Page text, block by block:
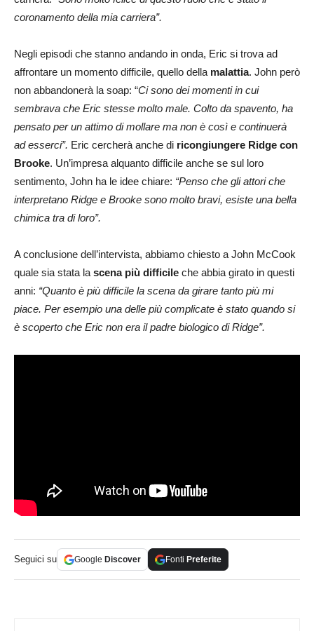
coronamento della mia carriera”.
Negli episodi che stanno andando in onda, Eric si trova ad
affrontare un momento difficile, quello della malattia. John però
non abbandonerà la soap: “Ci sono dei momenti in cui
sembrava che Eric stesse molto male. Colto da spavento, ha
pensato per un attimo di mollare ma non è così e continuerà
ad esserci”. Eric cercherà anche di ricongiungere Ridge con
Brooke. Un’impresa alquanto difficile anche se sul loro
sentimento, John ha le idee chiare: “Penso che gli attori che
interpretano Ridge e Brooke sono molto bravi, esiste una bella
chimica tra di loro”.
A conclusione dell’intervista, abbiamo chiesto a John McCook
quale sia stata la scena più difficile che abbia girato in questi
anni: “Quanto è più difficile la scena da girare tanto più mi
piace. Per esempio una delle più complicate è stato quando si
è scoperto che Eric non era il padre biologico di Ridge”.
Seguici su Google Discover Fonti Preferite